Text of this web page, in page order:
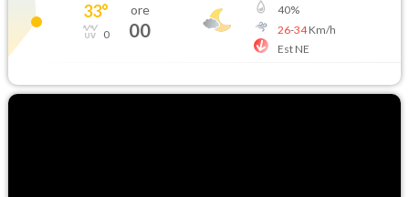
33°
0
ore
00
40%
26-34Km/h
Est NE